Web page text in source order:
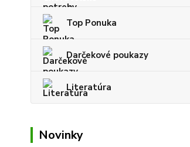
Top Ponuka
Darčekové poukazy
Literatúra
Novinky